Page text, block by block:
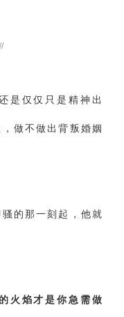
是仅仅只是精神出
做不做出背叛婚姻
的那一刻起，他就
火焰才是你急需做